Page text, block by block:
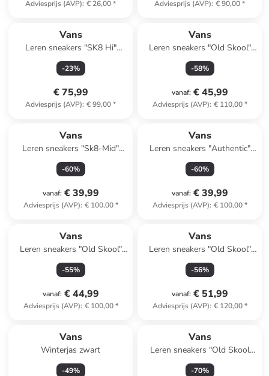
Adviesprijs (AVP): € 26,00* Adviesprijs (AVP): € 90,00*
Vans
Leren sneakers "SK8 Hi"
lichtbruin
-23%
€ 75,99
Adviesprijs (AVP): € 99,00*
Vans
Leren sneakers "Old Skool"
lichtroze
-58%
vanaf: € 45,99
Adviesprijs (AVP): € 110,00*
Vans
Leren sneakers "Sk8-Mid"
zwart
-60%
vanaf: € 39,99
Adviesprijs (AVP): € 100,00*
Vans
Leren sneakers "Authentic"
zwart
-60%
vanaf: € 39,99
Adviesprijs (AVP): € 100,00*
Vans
Leren sneakers "Old Skool"
beige
-55%
vanaf: € 44,99
Adviesprijs (AVP): € 100,00*
Vans
Leren sneakers "Old Skool"
wit
-56%
vanaf: € 51,99
Adviesprijs (AVP): € 120,00*
Vans
Winterjas zwart
-49%
Vans
Leren sneakers "Old Skool
Platform" zwart/wit
-70%